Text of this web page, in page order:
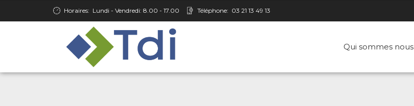
Horaires: Lundi - Vendredi: 8.00 - 17.00 Téléphone: 03 21 13 49 13
Qui sommes nous